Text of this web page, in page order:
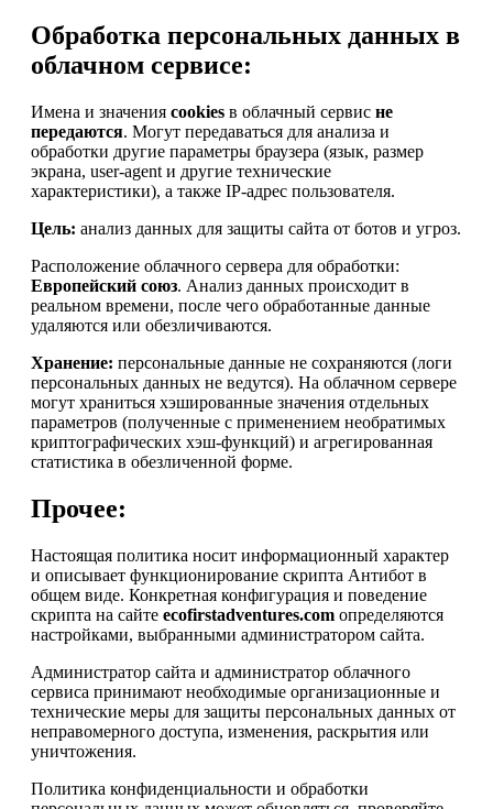
Обработка персональных данных в
облачном сервисе:
Имена и значения cookies в облачный сервис не
передаются. Могут передаваться для анализа и
обработки другие параметры браузера (язык, размер
экрана, user-agent и другие технические
характеристики), а также IP-адрес пользователя.
Цель: анализ данных для защиты сайта от ботов и угроз.
Расположение облачного сервера для обработки:
Европейский союз. Анализ данных происходит в
реальном времени, после чего обработанные данные
удаляются или обезличиваются.
Хранение: персональные данные не сохраняются (логи
персональных данных не ведутся). На облачном сервере
могут храниться хэшированные значения отдельных
параметров (полученные с применением необратимых
криптографических хэш-функций) и агрегированная
статистика в обезличенной форме.
Прочее:
Настоящая политика носит информационный характер
и описывает функционирование скрипта Антибот в
общем виде. Конкретная конфигурация и поведение
скрипта на сайте ecofirstadventures.com определяются
настройками, выбранными администратором сайта.
Администратор сайта и администратор облачного
сервиса принимают необходимые организационные и
технические меры для защиты персональных данных от
неправомерного доступа, изменения, раскрытия или
уничтожения.
Политика конфиденциальности и обработки